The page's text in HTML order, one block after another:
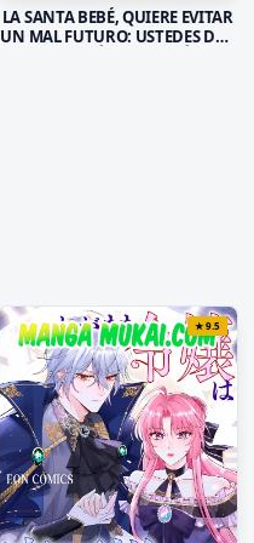
LA SANTA BEBÉ, QUIERE EVITAR
UN MAL FUTURO: USTEDES DOS
★9.5